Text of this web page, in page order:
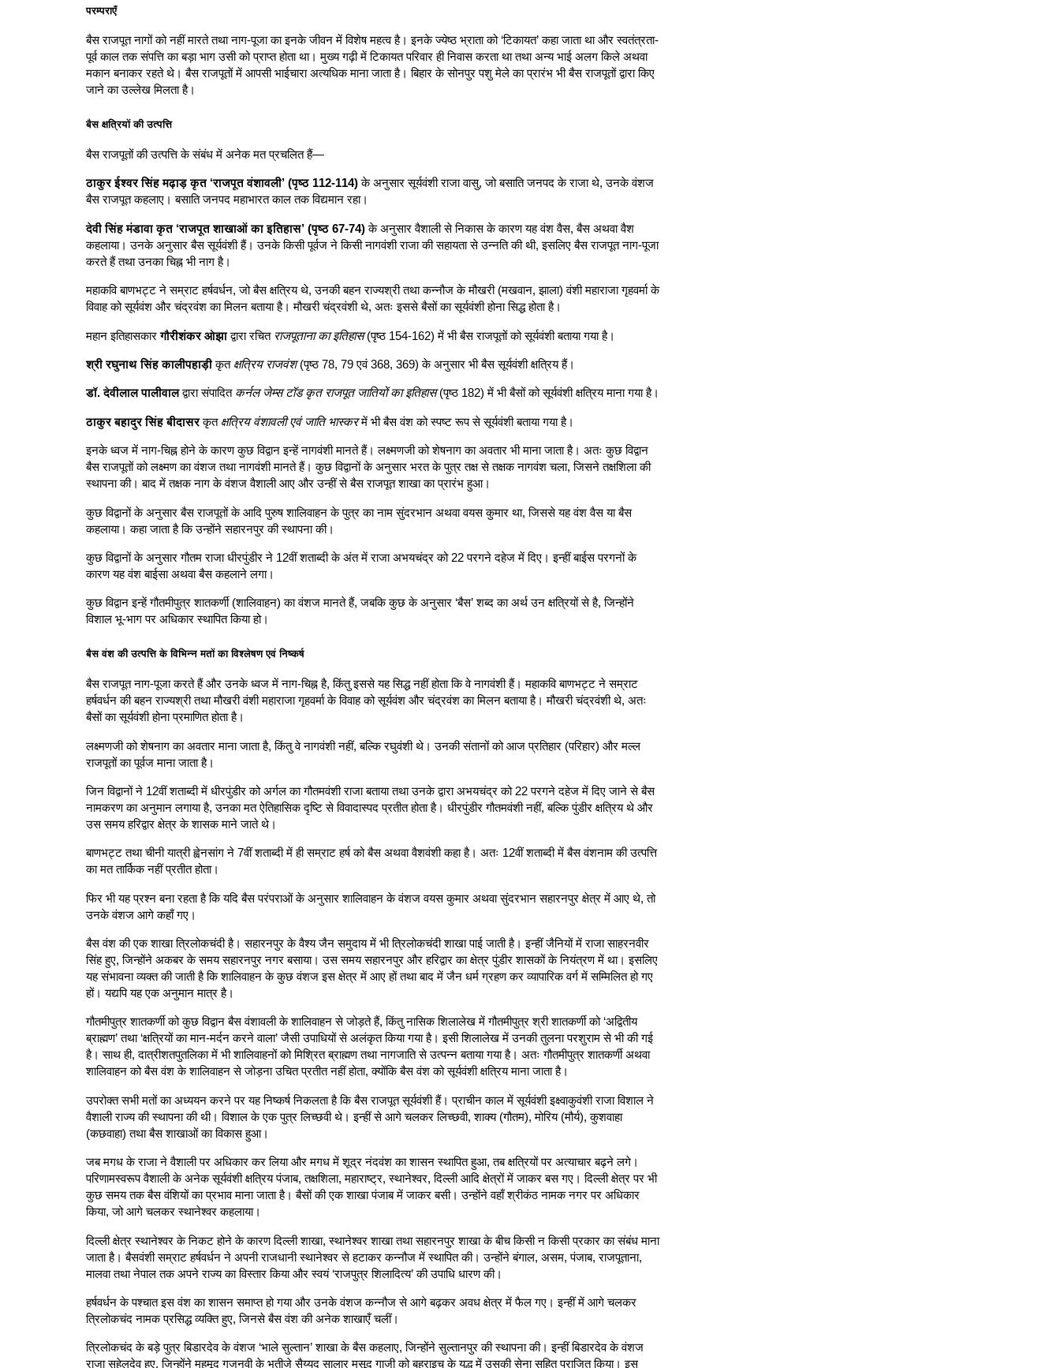
परम्पराएँ
बैस राजपूत नागों को नहीं मारते तथा नाग-पूजा का इनके जीवन में विशेष महत्व है। इनके ज्येष्ठ भ्राता को ‘टिकायत’ कहा जाता था और स्वतंत्रता-
पूर्व काल तक संपत्ति का बड़ा भाग उसी को प्राप्त होता था। मुख्य गढ़ी में टिकायत परिवार ही निवास करता था तथा अन्य भाई अलग किले अथवा
मकान बनाकर रहते थे। बैस राजपूतों में आपसी भाईचारा अत्यधिक माना जाता है। बिहार के सोनपुर पशु मेले का प्रारंभ भी बैस राजपूतों द्वारा किए
जाने का उल्लेख मिलता है।
बैस क्षत्रियों की उत्पत्ति
बैस राजपूतों की उत्पत्ति के संबंध में अनेक मत प्रचलित हैं—
ठाकुर ईश्वर सिंह मढ़ाड़ कृत ‘राजपूत वंशावली’ (पृष्ठ 112-114)के अनुसार सूर्यवंशी राजा वासु, जो बसाति जनपद के राजा थे, उनके वंशज
बैस राजपूत कहलाए। बसाति जनपद महाभारत काल तक विद्यमान रहा।
देवी सिंह मंडावा कृत ‘राजपूत शाखाओं का इतिहास’ (पृष्ठ 67-74)के अनुसार वैशाली से निकास के कारण यह वंश वैस, बैस अथवा वैश
कहलाया। उनके अनुसार बैस सूर्यवंशी हैं। उनके किसी पूर्वज ने किसी नागवंशी राजा की सहायता से उन्नति की थी, इसलिए बैस राजपूत नाग-पूजा
करते हैं तथा उनका चिह्न भी नाग है।
महाकवि बाणभट्ट ने सम्राट हर्षवर्धन, जो बैस क्षत्रिय थे, उनकी बहन राज्यश्री तथा कन्नौज के मौखरी (मखवान, झाला) वंशी महाराजा गृहवर्मा के
विवाह को सूर्यवंश और चंद्रवंश का मिलन बताया है। मौखरी चंद्रवंशी थे, अतः इससे बैसों का सूर्यवंशी होना सिद्ध होता है।
महान इतिहासकारगौरीशंकर ओझाद्वारा रचित राजपूताना का इतिहास(पृष्ठ 154-162) में भी बैस राजपूतों को सूर्यवंशी बताया गया है।
श्री रघुनाथ सिंह कालीपहाड़ीकृत क्षत्रिय राजवंश(पृष्ठ 78, 79 एवं 368, 369) के अनुसार भी बैस सूर्यवंशी क्षत्रिय हैं।
डॉ. देवीलाल पालीवालद्वारा संपादित कर्नल जेम्स टॉड कृत राजपूत जातियों का इतिहास(पृष्ठ 182) में भी बैसों को सूर्यवंशी क्षत्रिय माना गया है।
ठाकुर बहादुर सिंह बीदासरकृत क्षत्रिय वंशावली एवं जाति भास्करमें भी बैस वंश को स्पष्ट रूप से सूर्यवंशी बताया गया है।
इनके ध्वज में नाग-चिह्न होने के कारण कुछ विद्वान इन्हें नागवंशी मानते हैं। लक्ष्मणजी को शेषनाग का अवतार भी माना जाता है। अतः कुछ विद्वान
बैस राजपूतों को लक्ष्मण का वंशज तथा नागवंशी मानते हैं। कुछ विद्वानों के अनुसार भरत के पुत्र तक्ष से तक्षक नागवंश चला, जिसने तक्षशिला की
स्थापना की। बाद में तक्षक नाग के वंशज वैशाली आए और उन्हीं से बैस राजपूत शाखा का प्रारंभ हुआ।
कुछ विद्वानों के अनुसार बैस राजपूतों के आदि पुरुष शालिवाहन के पुत्र का नाम सुंदरभान अथवा वयस कुमार था, जिससे यह वंश वैस या बैस
कहलाया। कहा जाता है कि उन्होंने सहारनपुर की स्थापना की।
कुछ विद्वानों के अनुसार गौतम राजा धीरपुंडीर ने 12वीं शताब्दी के अंत में राजा अभयचंद्र को 22 परगने दहेज में दिए। इन्हीं बाईस परगनों के
कारण यह वंश बाईसा अथवा बैस कहलाने लगा।
कुछ विद्वान इन्हें गौतमीपुत्र शातकर्णी (शालिवाहन) का वंशज मानते हैं, जबकि कुछ के अनुसार ‘बैस’ शब्द का अर्थ उन क्षत्रियों से है, जिन्होंने
विशाल भू-भाग पर अधिकार स्थापित किया हो।
बैस वंश की उत्पत्ति के विभिन्न मतों का विश्लेषण एवं निष्कर्ष
बैस राजपूत नाग-पूजा करते हैं और उनके ध्वज में नाग-चिह्न है, किंतु इससे यह सिद्ध नहीं होता कि वे नागवंशी हैं। महाकवि बाणभट्ट ने सम्राट
हर्षवर्धन की बहन राज्यश्री तथा मौखरी वंशी महाराजा गृहवर्मा के विवाह को सूर्यवंश और चंद्रवंश का मिलन बताया है। मौखरी चंद्रवंशी थे, अतः
बैसों का सूर्यवंशी होना प्रमाणित होता है।
लक्ष्मणजी को शेषनाग का अवतार माना जाता है, किंतु वे नागवंशी नहीं, बल्कि रघुवंशी थे। उनकी संतानों को आज प्रतिहार (परिहार) और मल्ल
राजपूतों का पूर्वज माना जाता है।
जिन विद्वानों ने 12वीं शताब्दी में धीरपुंडीर को अर्गल का गौतमवंशी राजा बताया तथा उनके द्वारा अभयचंद्र को 22 परगने दहेज में दिए जाने से बैस
नामकरण का अनुमान लगाया है, उनका मत ऐतिहासिक दृष्टि से विवादास्पद प्रतीत होता है। धीरपुंडीर गौतमवंशी नहीं, बल्कि पुंडीर क्षत्रिय थे और
उस समय हरिद्वार क्षेत्र के शासक माने जाते थे।
बाणभट्ट तथा चीनी यात्री ह्वेनसांग ने 7वीं शताब्दी में ही सम्राट हर्ष को बैस अथवा वैशवंशी कहा है। अतः 12वीं शताब्दी में बैस वंशनाम की उत्पत्ति
का मत तार्किक नहीं प्रतीत होता।
फिर भी यह प्रश्न बना रहता है कि यदि बैस परंपराओं के अनुसार शालिवाहन के वंशज वयस कुमार अथवा सुंदरभान सहारनपुर क्षेत्र में आए थे, तो
उनके वंशज आगे कहाँ गए।
बैस वंश की एक शाखा त्रिलोकचंदी है। सहारनपुर के वैश्य जैन समुदाय में भी त्रिलोकचंदी शाखा पाई जाती है। इन्हीं जैनियों में राजा साहरनवीर
सिंह हुए, जिन्होंने अकबर के समय सहारनपुर नगर बसाया। उस समय सहारनपुर और हरिद्वार का क्षेत्र पुंडीर शासकों के नियंत्रण में था। इसलिए
यह संभावना व्यक्त की जाती है कि शालिवाहन के कुछ वंशज इस क्षेत्र में आए हों तथा बाद में जैन धर्म ग्रहण कर व्यापारिक वर्ग में सम्मिलित हो गए
हों। यद्यपि यह एक अनुमान मात्र है।
गौतमीपुत्र शातकर्णी को कुछ विद्वान बैस वंशावली के शालिवाहन से जोड़ते हैं, किंतु नासिक शिलालेख में गौतमीपुत्र श्री शातकर्णी को ‘अद्वितीय
ब्राह्मण’ तथा ‘क्षत्रियों का मान-मर्दन करने वाला’ जैसी उपाधियों से अलंकृत किया गया है। इसी शिलालेख में उनकी तुलना परशुराम से भी की गई
है। साथ ही, दात्रीशतपुतलिका में भी शालिवाहनों को मिश्रित ब्राह्मण तथा नागजाति से उत्पन्न बताया गया है। अतः गौतमीपुत्र शातकर्णी अथवा
शालिवाहन को बैस वंश के शालिवाहन से जोड़ना उचित प्रतीत नहीं होता, क्योंकि बैस वंश को सूर्यवंशी क्षत्रिय माना जाता है।
उपरोक्त सभी मतों का अध्ययन करने पर यह निष्कर्ष निकलता है कि बैस राजपूत सूर्यवंशी हैं। प्राचीन काल में सूर्यवंशी इक्ष्वाकुवंशी राजा विशाल ने
वैशाली राज्य की स्थापना की थी। विशाल के एक पुत्र लिच्छवी थे। इन्हीं से आगे चलकर लिच्छवी, शाक्य (गौतम), मोरिय (मौर्य), कुशवाहा
(कछवाहा) तथा बैस शाखाओं का विकास हुआ।
जब मगध के राजा ने वैशाली पर अधिकार कर लिया और मगध में शूद्र नंदवंश का शासन स्थापित हुआ, तब क्षत्रियों पर अत्याचार बढ़ने लगे।
परिणामस्वरूप वैशाली के अनेक सूर्यवंशी क्षत्रिय पंजाब, तक्षशिला, महाराष्ट्र, स्थानेश्वर, दिल्ली आदि क्षेत्रों में जाकर बस गए। दिल्ली क्षेत्र पर भी
कुछ समय तक बैस वंशियों का प्रभाव माना जाता है। बैसों की एक शाखा पंजाब में जाकर बसी। उन्होंने वहाँ श्रीकंठ नामक नगर पर अधिकार
किया, जो आगे चलकर स्थानेश्वर कहलाया।
दिल्ली क्षेत्र स्थानेश्वर के निकट होने के कारण दिल्ली शाखा, स्थानेश्वर शाखा तथा सहारनपुर शाखा के बीच किसी न किसी प्रकार का संबंध माना
जाता है। बैसवंशी सम्राट हर्षवर्धन ने अपनी राजधानी स्थानेश्वर से हटाकर कन्नौज में स्थापित की। उन्होंने बंगाल, असम, पंजाब, राजपूताना,
मालवा तथा नेपाल तक अपने राज्य का विस्तार किया और स्वयं ‘राजपुत्र शिलादित्य’ की उपाधि धारण की।
हर्षवर्धन के पश्चात इस वंश का शासन समाप्त हो गया और उनके वंशज कन्नौज से आगे बढ़कर अवध क्षेत्र में फैल गए। इन्हीं में आगे चलकर
त्रिलोकचंद नामक प्रसिद्ध व्यक्ति हुए, जिनसे बैस वंश की अनेक शाखाएँ चलीं।
त्रिलोकचंद के बड़े पुत्र बिडारदेव के वंशज ‘भाले सुल्तान’ शाखा के बैस कहलाए, जिन्होंने सुल्तानपुर की स्थापना की। इन्हीं बिडारदेव के वंशज
राजा सुहेलदेव हुए, जिन्होंने महमूद गजनवी के भतीजे सैय्यद सालार मसूद गाजी को बहराइच के युद्ध में उसकी सेना सहित पराजित किया। इस